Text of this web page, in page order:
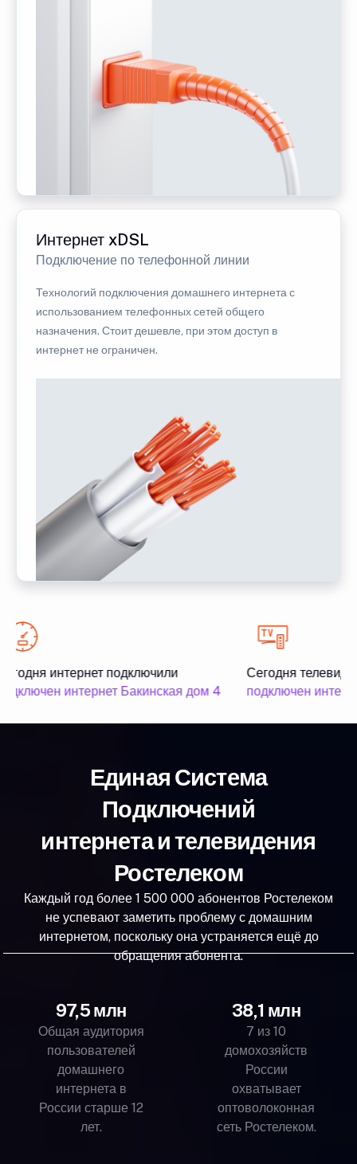
Интернет xDSL
Подключение по телефонной линии
Технологий подключения домашнего интернета с
использованием телефонных сетей общего
назначения. Стоит дешевле, при этом доступ в
интернет не ограничен.
интернет подключили
интернет Бакинская дом 4
Сегодня
подключен
Единая Система
Подключений
интернета и телевидения
Ростелеком
Каждый год более 1 500 000 абонентов Ростелеком
не успевают заметить проблему с домашним
интернетом, поскольку она устраняется ещё до
обращения абонента.
97,5 млн
Общая аудитория
пользователей
домашнего
интернета в
России старше 12
лет.
38,1 млн
7 из 10
домохозяйств
России
охватывает
оптоволоконная
сеть Ростелеком.